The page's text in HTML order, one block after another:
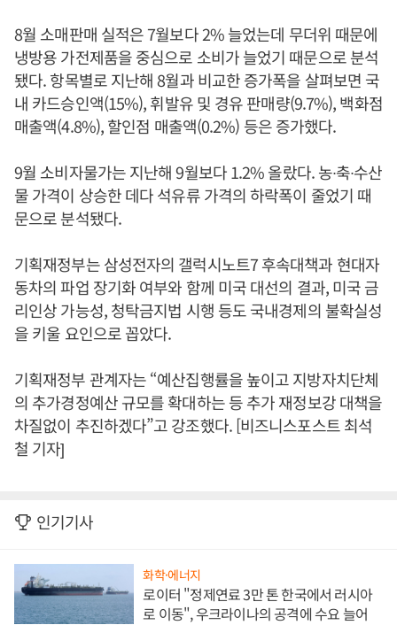
8월 소매판매 실적은 7월보다 2% 늘었는데 무더위 때문에
냉방용 가전제품을 중심으로 소비가 늘었기 때문으로 분석
됐다. 항목별로 지난해 8월과 비교한 증가폭을 살펴보면 국
내 카드승인액(15%), 휘발유 및 경유 판매량(9.7%), 백화점
매출액(4.8%), 할인점 매출액(0.2%) 등은 증가했다.
9월 소비자물가는 지난해 9월보다 1.2% 올랐다. 농∙축∙수산
물 가격이 상승한 데다 석유류 가격의 하락폭이 줄었기 때
문으로 분석됐다.
기획재정부는 삼성전자의 갤럭시노트7 후속대책과 현대자
동차의 파업 장기화 여부와 함께 미국 대선의 결과, 미국 금
리인상 가능성, 청탁금지법 시행 등도 국내경제의 불확실성
을 키울 요인으로 꼽았다.
기획재정부 관계자는 “예산집행률을 높이고 지방자치단체
의 추가경정예산 규모를 확대하는 등 추가 재정보강 대책을
차질없이 추진하겠다”고 강조했다. [비즈니스포스트 최석
철 기자]
인기기사
화학·에너지
로이터 "정제연료 3만 톤 한국에서 러시아
로 이동", 우크라이나의 공격에 수요 늘어